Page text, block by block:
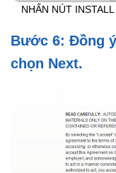
NHẤN NÚT
Bước 6: Đồng
chọn Next.